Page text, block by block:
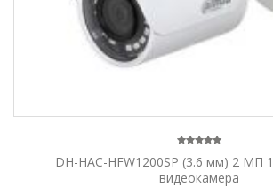
DH-HAC-HFW1200SP (3.6 мм) 2 МП
видеокамера